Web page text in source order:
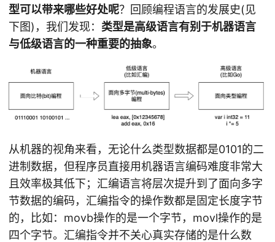
型可以带来哪些好处呢？回顾编程语言的发展史(见
下图)，我们发现： 类型是高级语言有别于机器语言
与低级语言的一种重要的抽象。
从机器的视角来看，无论什么类型数据都是0101的二
进制数据，但程序员直接用机器语言编码难度非常大
且效率极其低下；汇编语言将层次提升到了面向多字
节数据的编码，汇编指令的操作数都是固定长度字节
的，比如：movb操作的是一个字节，movl操作的是
四个字节。汇编指令并不关心真实存储的是什么数